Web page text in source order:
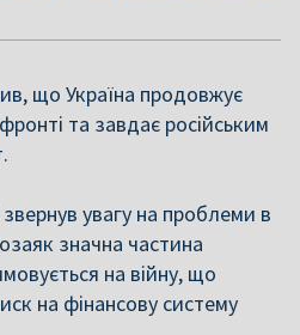
що Україна продовжує
та завдає російським
увагу на проблеми в
значна частина
на війну, що
на фінансову систему